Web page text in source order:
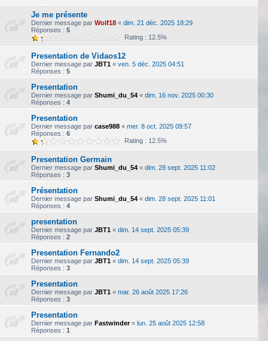
Je me présente
Dernier message par Wolf18 « dim. 21 déc. 2025 18:29
Réponses : 5
Rating : 12.5%
Presentation de Vidaos12
Dernier message par JBT1 « ven. 5 déc. 2025 04:51
Réponses : 5
Presentation
Dernier message par Shumi_du_54 « dim. 16 nov. 2025 00:30
Réponses : 4
Presentation
Dernier message par case988 « mer. 8 oct. 2025 09:57
Réponses : 6
Rating : 12.5%
Presentation Germain
Dernier message par Shumi_du_54 « dim. 28 sept. 2025 11:02
Réponses : 3
Présentation
Dernier message par Shumi_du_54 « dim. 28 sept. 2025 11:01
Réponses : 4
presentation
Dernier message par JBT1 « dim. 14 sept. 2025 05:39
Réponses : 2
Presentation Fernando2
Dernier message par JBT1 « dim. 14 sept. 2025 05:39
Réponses : 3
Presentation
Dernier message par JBT1 « mar. 26 août 2025 17:26
Réponses : 3
Presentation
Dernier message par Fastwinder« lun. 25 août 2025 12:58
Réponses : 1